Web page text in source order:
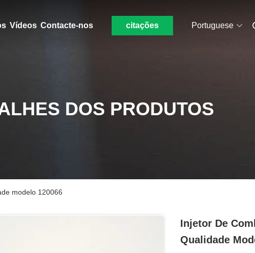
Vídeos Contacte-nos citações Portuguese
DOS PRODUTOS
modelo 120066
Injetor De
Qualidade